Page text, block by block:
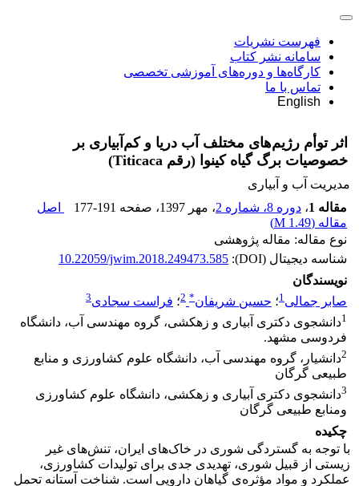
فهرست نشریات
سامانه نشر کتاب
کارگاه‌ها و دوره‌های آموزشی تخصصی
تماس با ما
English
اثر توأم رژیم‌های مختلف آب دریا و کم‌آبیاری بر
خصوصیات برگ گیاه کینوا (رقم Titicaca)
مدیریت آب و آبیاری
مقاله 1
، دوره 8، شماره 2 ، مهر 1397 ، صفحه 177-191
اصل
مقاله (1.49 M
)
نوع مقاله: مقاله پژوهشی
شناسه دیجیتال (DOI):
10.22059/jwim.2018.249473.585
نویسندگان
صابر جمالی1؛ حسین شریفان*
2؛ فراست سجادی3
1دانشجوی دکتری آبیاری و زهکشی، گروه مهندسی آب، دانشگاه
فردوسی مشهد.
2دانشیار، گروه مهندسی آب، دانشگاه علوم کشاورزی و منابع
طبیعی گرگان
3دانشجوی دکتری آبیاری و زهکشی، دانشگاه علوم کشاورزی
ومنابع طبیعی گرگان
چکیده
با توجه به گستردگی شوری در خاک‌های ایران، تنش‌های غیر
زیستی از قبیل شوری، تهدیدی جدی برای تولیدات کشاورزی،
عملکرد و مواد مؤثره‌ی گیاهان دارویی است. شناخت آستانه تحمل